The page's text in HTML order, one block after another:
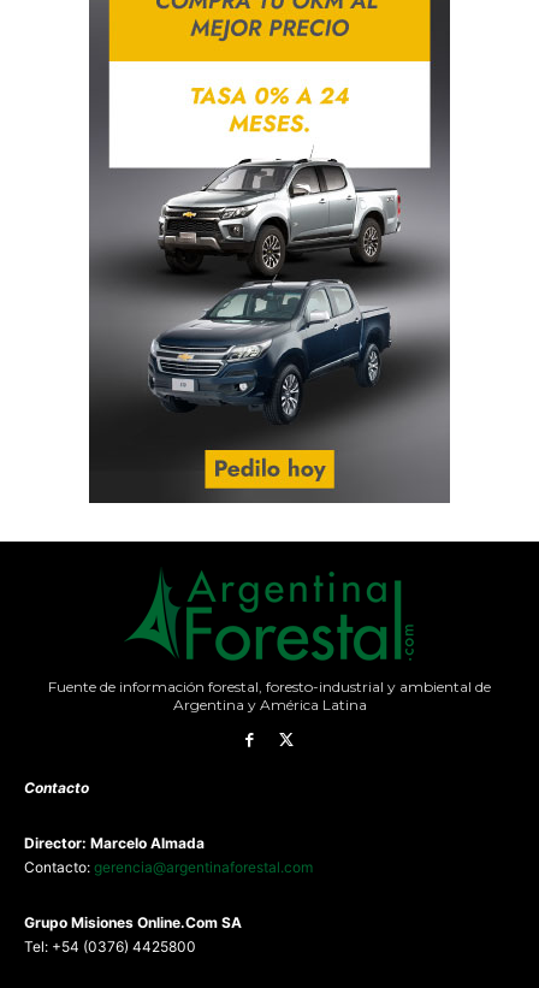
Fuente de información forestal, foresto-industrial y ambiental de
Argentina y América Latina
Contacto
Director: Marcelo Almada
Contacto: gerencia@argentinaforestal.com
Grupo Misiones Online.Com SA
Tel: +54 (0376) 4425800